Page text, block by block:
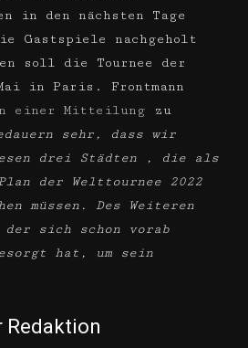
in den nächsten Tage
Gastspiele nachgeholt
soll die Tournee der
in Paris. Frontmann
einer Mitteilung zu
sehr, dass wir
drei Städten , die als
der Welttournee 2022
müssen. Des Weiteren
sich schon vorab
hat, um sein
Redaktion